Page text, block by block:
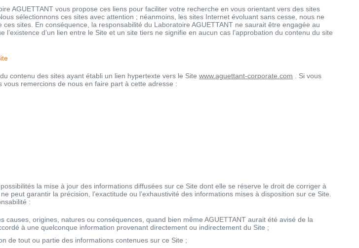
AGUETTANT vous propose ces liens pour faciliter votre recherche en vous orientant vers des sites
sélectionnons ces sites avec attention ; néanmoins, les sites Internet évoluant sans cesse, nous ne
sites. En conséquence, la responsabilité du Laboratoire AGUETTANT ne saurait être engagée au
d’un lien entre le Site et un site tiers ne signifie en aucun cas l’approbation du contenu du site
contenu des sites ayant établi un lien hypertexte vers le Site www.aguettant-corporate.com . Si vous
remercions de nous en faire part à cette adresse :
la mise à jour des informations diffusées sur ce Site dont elle se réserve le droit de corriger à
peut garantir la précision, l’exactitude ou l’exhaustivité des informations mises à disposition sur ce Site.
:
causes, origines, natures ou conséquences, quand bien même AGUETTANT aurait été avisé de la
à une quelconque information provenant directement ou indirectement du Site ;
de tout ou partie des informations contenues sur ce Site ;